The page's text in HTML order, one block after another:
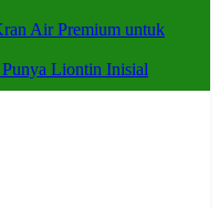
Air Premium untuk
Liontin Inisial